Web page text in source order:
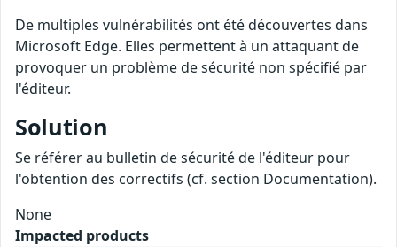
De multiples vulnérabilités ont été découvertes dans
Microsoft Edge. Elles permettent à un attaquant de
provoquer un problème de sécurité non spécifié par
l'éditeur.
Solution
Se référer au bulletin de sécurité de l'éditeur pour
l'obtention des correctifs (cf. section Documentation).
None
Impacted products